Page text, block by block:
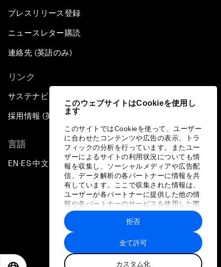
このウェブサイトはCookieを使用し
ます
このサイトではCookieを使って、ユーザー
に合わせたコンテンツや広告の表示、トラ
フィックの分析を行っています。またユー
ザーによるサイトの利用状況についても情
報を収集し、ソーシャルメディアや広告配
信、データ解析の各パートナーに情報を共
有しています。ここで収集された情報は、
ユーザーが各パートナーに提供した他の情
報や各パートナーのサービスを使用した際
に収集された情報と組み合わされ、各パー
トナーによって使用されることがありま
す。
全て許可
カスタム化
拒否
プレスリリース登録
ニュースレター購読
連絡先 (英語のみ)
リンク
サステナビリティへの取り組み
採用情報 (英語のみ)
言語
EN ▪ ES▪中文▪ 日本語
プライバシーポリシーと利用規約
サイトマップ